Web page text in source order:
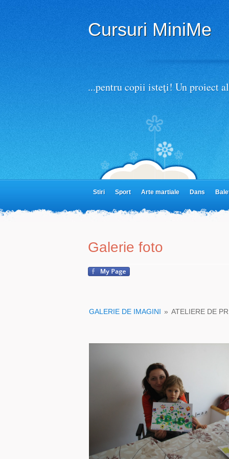
Cursuri MiniMe
...pentru copii isteţi! Un proiect
Stiri Sport Arte martiale Dans
Galerie foto
GALERIE DE IMAGINI » ATELIERE DE
termeni de utilizare, inclusiv cookies Accept